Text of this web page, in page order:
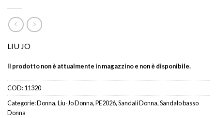
LIU JO
Il prodotto non è attualmente in magazzino e non è disponibile.
COD:11320
Categorie:Donna,Liu-Jo Donna,PE2026,Sandali Donna,Sandalo basso
Donna